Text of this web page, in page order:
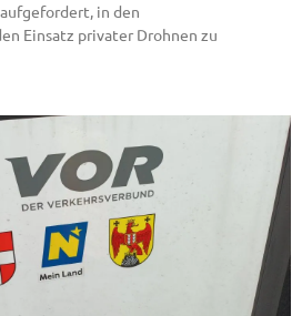
in den
Einsatz privater Drohnen zu